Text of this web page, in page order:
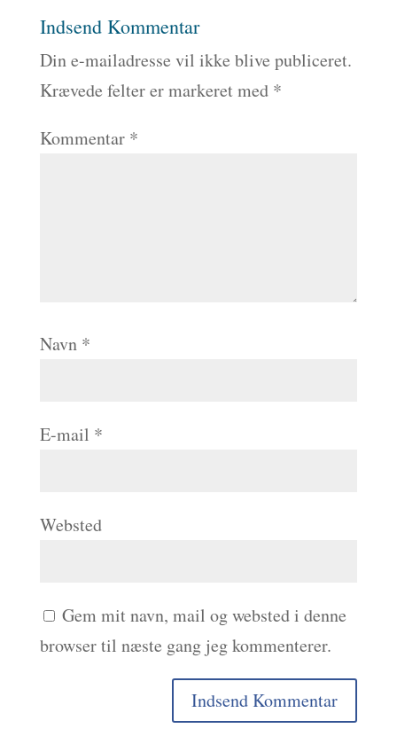
Indsend Kommentar
Din e-mailadresse vil ikke blive publiceret.
Krævede felter er markeret med *
Kommentar *
Navn *
E-mail *
Websted
Gem mit navn, mail og websted i denne
browser til næste gang jeg kommenterer.